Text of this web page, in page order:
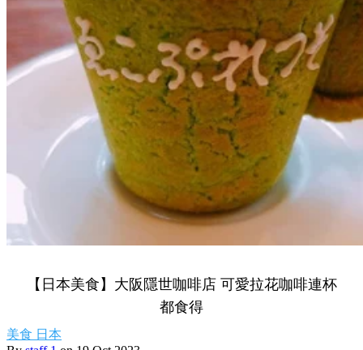
【日本美食】大阪隱世咖啡店 可愛拉花咖啡連杯
都食得
美食 日本